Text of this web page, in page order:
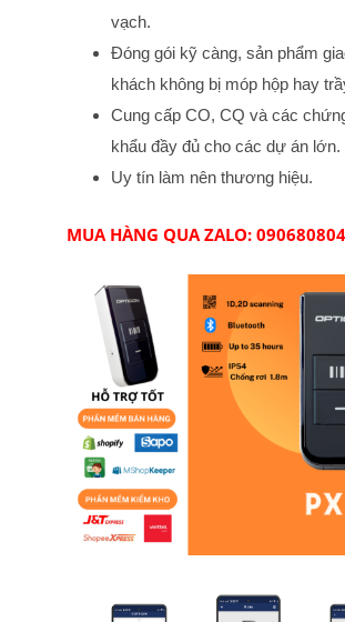
vạch.
Đóng gói kỹ càng, sản phẩm
khách không bị móp hộp hay
Cung cấp CO, CQ và các
khẩu đầy đủ cho các dự án lớn.
Uy tín làm nên thương hiệu.
MUA HÀNG QUA ZALO: